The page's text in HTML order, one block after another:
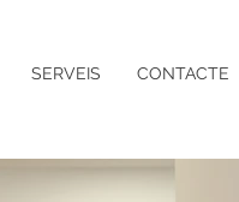
SERVEIS CONTACTE